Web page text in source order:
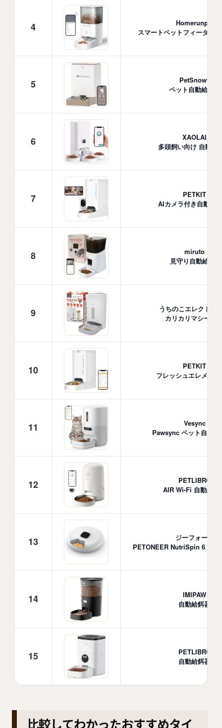
4
Homerunpet
スマートペットフィーダー
5
PetSnowy
ペット自動給餌器
6
XAOLAI
多頭飼い向け 自動給
7
PETKIT
AIカメラ付き自動給
8
miruto
見守り自動給餌器
9
うちのこエレクトリ
カリカリマシーン
10
PETKIT
フレッシュエレメン
11
Vesync
Pawsync ペット自動
12
PETLIBRO
AIR Wi-Fi 自動給餌
13
ジーフォース
PETONEER NutriSpin 6
14
IMIPAW
自動給餌器
15
PETLIBRO
自動給餌器
比較してわかったおすすめタイ